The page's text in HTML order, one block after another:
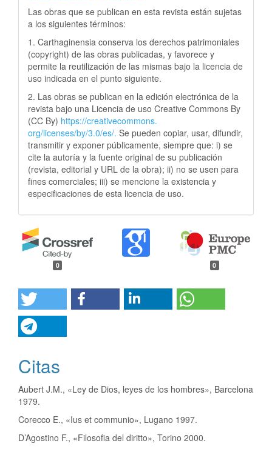
Las obras que se publican en esta revista están sujetas
a los siguientes términos:
1. Carthaginensia conserva los derechos patrimoniales
(copyright) de las obras publicadas, y favorece y
permite la reutilización de las mismas bajo la licencia de
uso indicada en el punto siguiente.
2. Las obras se publican en la edición electrónica de la
revista bajo una Licencia de uso Creative Commons By
(CC By) https://creativecommons.
org/licenses/by/3.0/es/. Se pueden copiar, usar, difundir,
transmitir y exponer públicamente, siempre que: i) se
cite la autoría y la fuente original de su publicación
(revista, editorial y URL de la obra); ii) no se usen para
fines comerciales; iii) se mencione la existencia y
especificaciones de esta licencia de uso.
0 0
Citas
Aubert J.M., «Ley de Dios, leyes de los hombres», Barcelona
1979.
Corecco E., «Ius et communio», Lugano 1997.
D’Agostino F., «Filosofia del diritto», Torino 2000.